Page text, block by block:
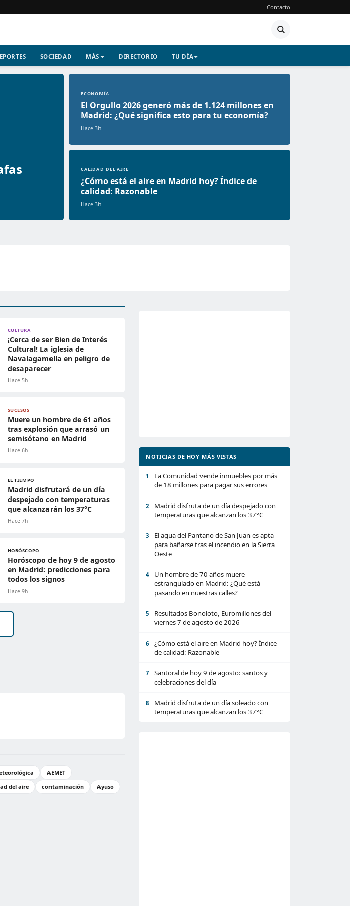
Contacto
SOCIEDAD MÁS DIRECTORIO TU DÍA
ECONOMÍA
El Orgullo 2026 generó más de 1.124 millones en
Madrid: ¿Qué significa esto para tu economía?
Hace 3h
CALIDAD DEL AIRE
¿Cómo está el aire en Madrid hoy? Índice de
calidad: Razonable
Hace 3h
CULTURA
¡Cerca de ser Bien de Interés
Cultural! La iglesia de
Navalagamella en peligro de
desaparecer
Hace 5h
SUCESOS
Muere un hombre de 61 años
tras explosión que arrasó un
semisótano en Madrid
Hace 6h
EL TIEMPO
Madrid disfrutará de un día
despejado con temperaturas
que alcanzarán los 37°C
Hace 7h
HORÓSCOPO
Horóscopo de hoy 9 de agosto
en Madrid: predicciones para
todos los signos
Hace 9h
AEMET
del aire contaminación
Ayuso
NOTICIAS DE HOY MÁS VISTAS
1
La Comunidad vende inmuebles por más
de 18 millones para pagar sus errores
2
Madrid disfruta de un día despejado con
temperaturas que alcanzan los 37°C
3
El agua del Pantano de San Juan es apta
para bañarse tras el incendio en la Sierra
Oeste
4
Un hombre de 70 años muere
estrangulado en Madrid: ¿Qué está
pasando en nuestras calles?
5
Resultados Bonoloto, Euromillones del
viernes 7 de agosto de 2026
6
¿Cómo está el aire en Madrid hoy? Índice
de calidad: Razonable
7
Santoral de hoy 9 de agosto: santos y
celebraciones del día
8
Madrid disfruta de un día soleado con
temperaturas que alcanzan los 37°C